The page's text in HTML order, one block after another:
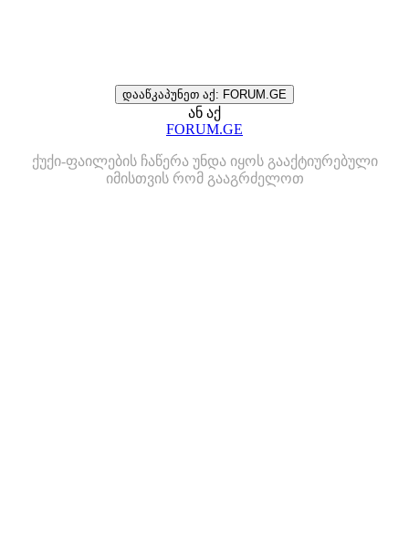
დააწკაპუნეთ აქ: FORUM.GE
ან აქ
FORUM.GE
ქუქი-ფაილების ჩაწერა უნდა იყოს გააქტიურებული
იმისთვის რომ გააგრძელოთ